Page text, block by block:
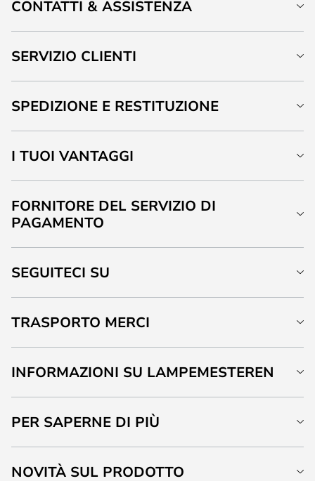
CONTATTI & ASSISTENZA
SERVIZIO CLIENTI
SPEDIZIONE E RESTITUZIONE
I TUOI VANTAGGI
FORNITORE DEL SERVIZIO DI
PAGAMENTO
SEGUITECI SU
TRASPORTO MERCI
INFORMAZIONI SU LAMPEMESTEREN
PER SAPERNE DI PIÙ
NOVITÀ SUL PRODOTTO